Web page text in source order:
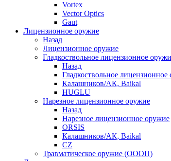
Vortex
Vector Optics
Gaut
Лицензионное оружие
Назад
Лицензионное оружие
Гладкоствольное лицензионное
Назад
Гладкоствольное лицензионное
Калашников/АК, Baikal
HUGLU
Нарезное лицензионное оружие
Назад
Нарезное лицензионное оружие
ORSIS
Калашников/АК, Baikal
CZ
Травматическое оружие (ОООП)